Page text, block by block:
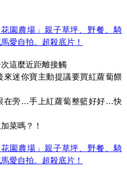
這麼近距離接觸
來迷你寶主動提議要買紅蘿蔔餵
在旁…手上紅蘿蔔整籃好好…快
菜嗎？！